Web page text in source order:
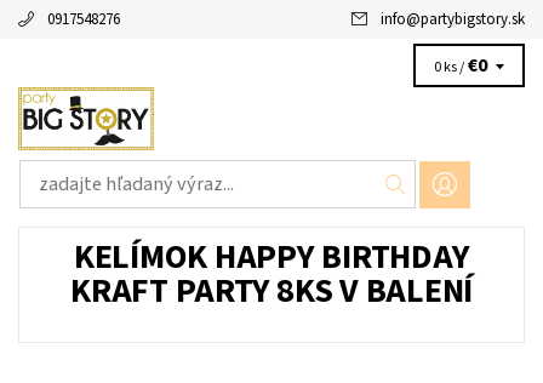
0917548276 info@partybigstory.sk
0 ks /€0
KELÍMOK HAPPY BIRTHDAY
KRAFT PARTY 8KS V BALENÍ